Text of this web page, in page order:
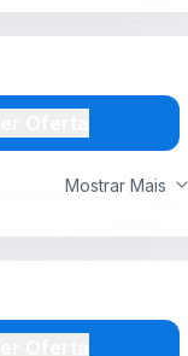
Mostrar Mais